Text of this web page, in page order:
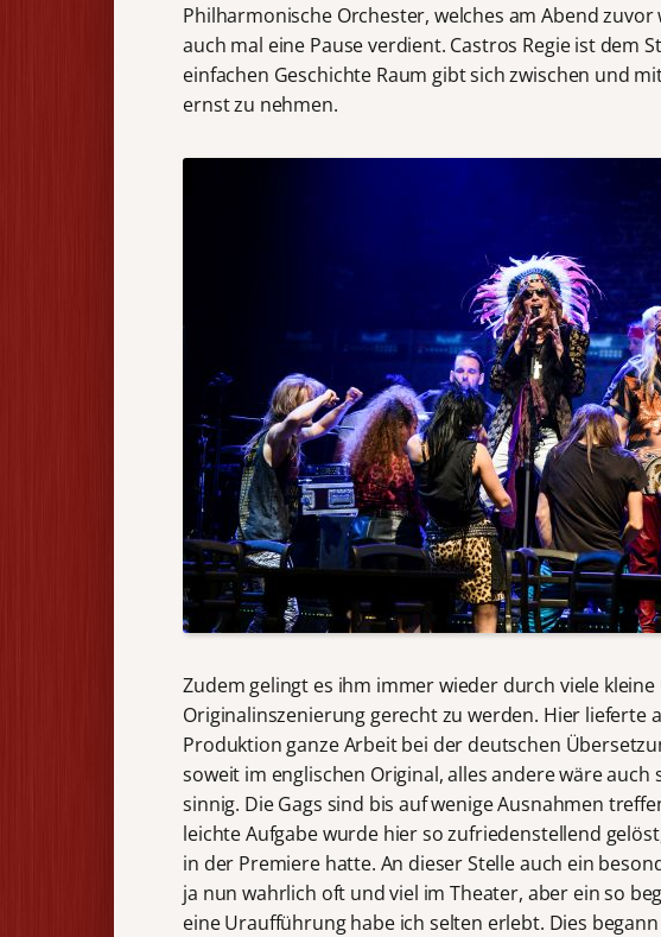
Philharmonische Orchester, welches am Abend
auch mal eine Pause verdient. Castros Regie ist dem
einfachen Geschichte Raum gibt sich zwischen und
ernst zu nehmen.
Zudem gelingt es ihm immer wieder durch viele
Originalinszenierung gerecht zu werden. Hier lieferte
Produktion ganze Arbeit bei der deutschen
soweit im englischen Original, alles andere wäre
sinnig. Die Gags sind bis auf wenige Ausnahmen
leichte Aufgabe wurde hier so zufriedenstellend
in der Premiere hatte. An dieser Stelle auch ein
ja nun wahrlich oft und viel im Theater, aber ein so
eine Uraufführung habe ich selten erlebt. Dies